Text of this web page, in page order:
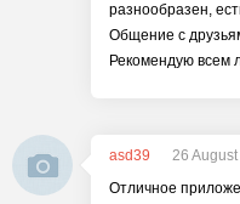
разнообразен,
Общение с
Рекомендую всем
asd39
26
Отличное